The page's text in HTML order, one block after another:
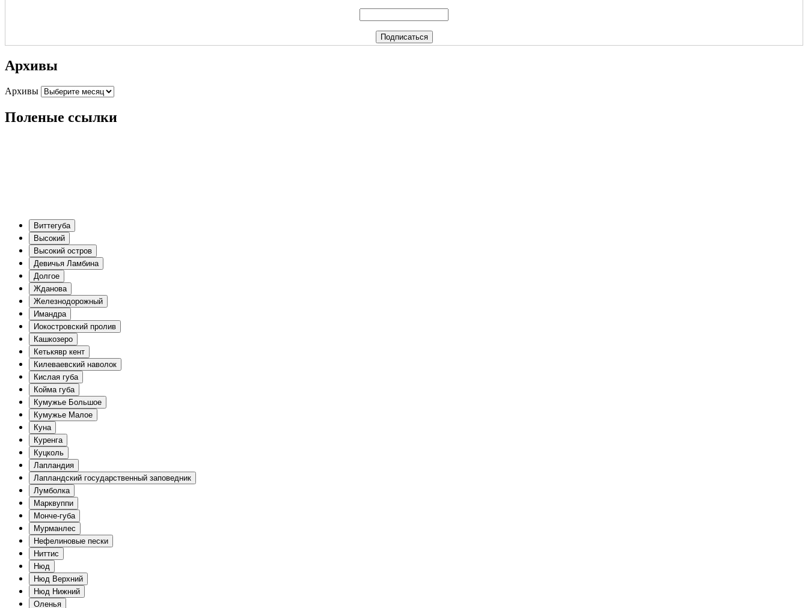
Архивы
Архивы
Поленые ссылки
Виттегуба
Высокий
Высокий остров
Девичья Ламбина
Долгое
Жданова
Железнодорожный
Имандра
Иокостровский пролив
Кашкозеро
Кетькявр кент
Килеваевский наволок
Кислая губа
Койма губа
Кумужье Большое
Кумужье Малое
Куна
Куренга
Куцколь
Лапландия
Лапландский государственный заповедник
Лумболка
Марквуппи
Монче-губа
Мурманлес
Нефелиновые пески
Ниттис
Нюд
Нюд Верхний
Нюд Нижний
Оленья